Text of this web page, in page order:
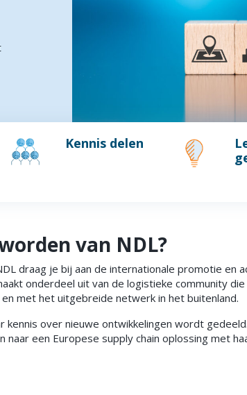
Kennis delen
van NDL?
draag je bij aan de internationale promotie en
onderdeel uit van de logistieke community
met het uitgebreide netwerk in het buitenland.
kennis over nieuwe ontwikkelingen wordt
naar een Europese supply chain oplossing met